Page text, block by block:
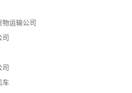
运输公司
司
司
车